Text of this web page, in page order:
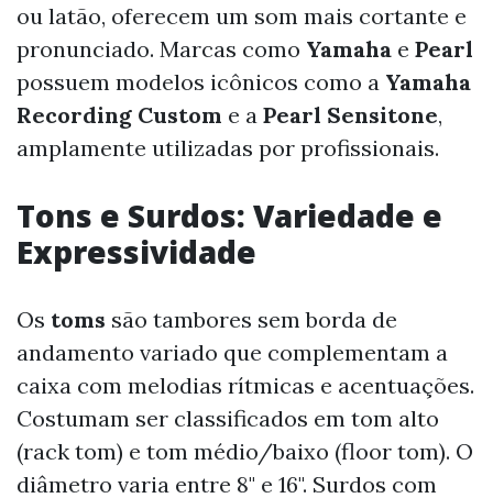
ou latão, oferecem um som mais cortante e
pronunciado. Marcas como Yamaha e Pearl
possuem modelos icônicos como a Yamaha
Recording Custom e a Pearl Sensitone,
amplamente utilizadas por profissionais.
Tons e Surdos: Variedade e
Expressividade
Os toms são tambores sem borda de
andamento variado que complementam a
caixa com melodias rítmicas e acentuações.
Costumam ser classificados em tom alto
(rack tom) e tom médio/baixo (floor tom). O
diâmetro varia entre 8" e 16". Surdos com